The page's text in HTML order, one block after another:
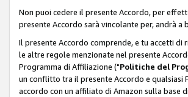
Non puoi cedere il presente Accordo, per
presente Accordo sarà vincolante per, andrà
Il presente Accordo comprende, e tu accetti
le altre regole menzionate nel presente
Programma di Affiliazione ("Politiche del
un conflitto tra il presente Accordo e
accordo con un affiliato di Amazon sulla